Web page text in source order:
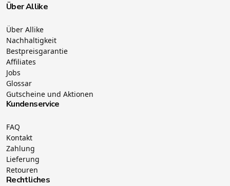
Über Allike
Über Allike
Nachhaltigkeit
Bestpreisgarantie
Affiliates
Jobs
Glossar
Gutscheine und Aktionen
Kundenservice
FAQ
Kontakt
Zahlung
Lieferung
Retouren
Rechtliches